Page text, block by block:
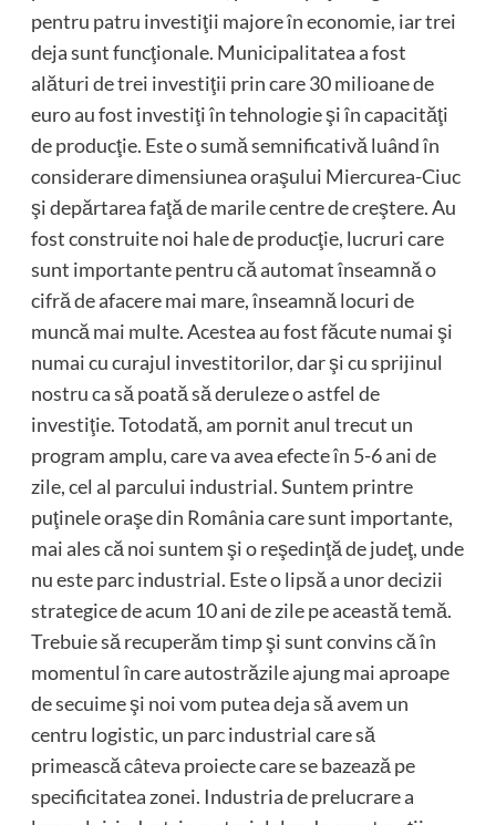
pentru patru investiţii majore în economie, iar trei
deja sunt funcţionale. Municipalitatea a fost
alături de trei investiţii prin care 30 milioane de
euro au fost investiţi în tehnologie şi în capacităţi
de producţie. Este o sumă semnificativă luând în
considerare dimensiunea oraşului Miercurea-Ciuc
şi depărtarea faţă de marile centre de creştere. Au
fost construite noi hale de producţie, lucruri care
sunt importante pentru că automat înseamnă o
cifră de afacere mai mare, înseamnă locuri de
muncă mai multe. Acestea au fost făcute numai şi
numai cu curajul investitorilor, dar şi cu sprijinul
nostru ca să poată să deruleze o astfel de
investiţie. Totodată, am pornit anul trecut un
program amplu, care va avea efecte în 5-6 ani de
zile, cel al parcului industrial. Suntem printre
puţinele oraşe din România care sunt importante,
mai ales că noi suntem şi o reşedinţă de judeţ, unde
nu este parc industrial. Este o lipsă a unor decizii
strategice de acum 10 ani de zile pe această temă.
Trebuie să recuperăm timp şi sunt convins că în
momentul în care autostrăzile ajung mai aproape
de secuime şi noi vom putea deja să avem un
centru logistic, un parc industrial care să
primească câteva proiecte care se bazează pe
specificitatea zonei. Industria de prelucrare a